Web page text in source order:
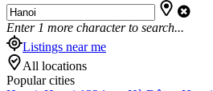
Enter 1 more character to search...
Listings near me
All locations
Popular cities